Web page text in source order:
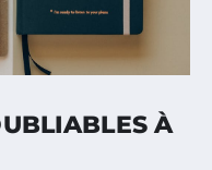
À